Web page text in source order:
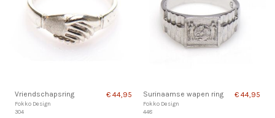
Vriendschapsring
Fokko Design
304
€ 44,95 Surinaamse wapen ring
Fokko Design
448
€ 44,95